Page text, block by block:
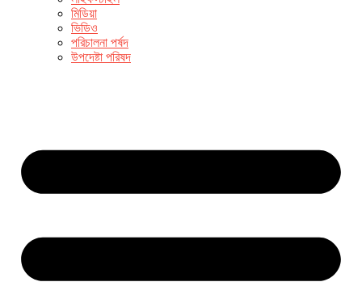
মিডিয়া
ভিডিও
পরিচালনা পর্ষদ
উপদেষ্টা পরিষদ